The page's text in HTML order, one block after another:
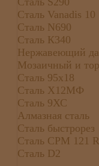
Сталь Vanadis 10
Сталь N690
Сталь К340
Нержавеющий
Мозаичный и
Сталь 95х18
Сталь Х12МФ
Сталь 9ХС
Алмазная сталь
Сталь быстрорез
Сталь CPM 121
Сталь D2